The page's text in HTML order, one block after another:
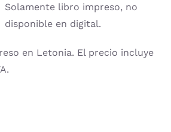
Solamente libro impreso, no
disponible en digital.
en Letonia. El precio incluye